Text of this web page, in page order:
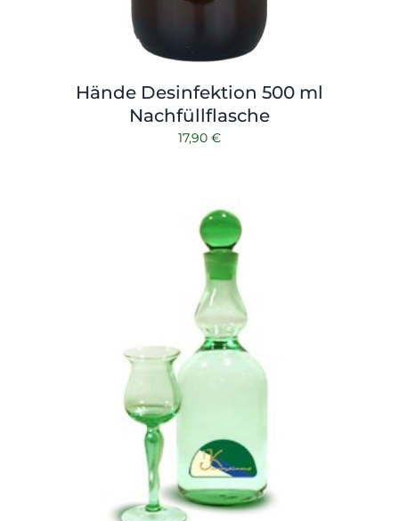
Hände Desinfektion 500 ml
Nachfüllflasche
17,90 €